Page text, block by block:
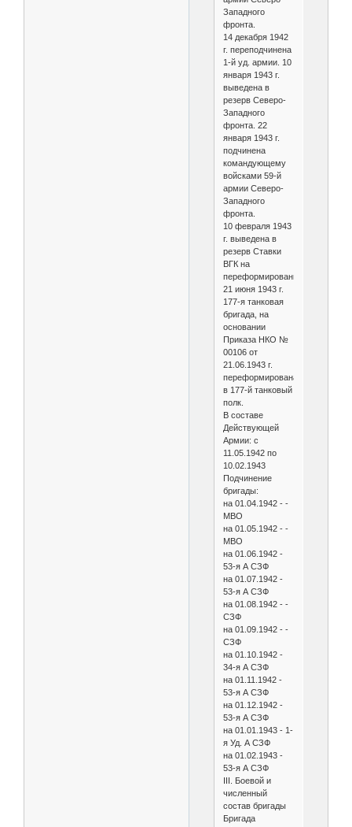
Западного
фронта.
14 декабря 1942
г. переподчинена
1-й уд. армии. 10
января 1943 г.
выведена в
резерв Северо-
Западного
фронта. 22
января 1943 г.
подчинена
командующему
войсками 59-й
армии Северо-
Западного
фронта.
10 февраля 1943
г. выведена в
резерв Ставки
ВГК на
переформирование.
21 июня 1943 г.
177-я танковая
бригада, на
основании
Приказа НКО №
00106 от
21.06.1943 г.
переформирована
в 177-й танковый
полк.
В составе
Действующей
Армии: с
11.05.1942 по
10.02.1943
Подчинение
бригады:
на 01.04.1942 - -
МВО
на 01.05.1942 - -
МВО
на 01.06.1942 -
53-я А СЗФ
на 01.07.1942 -
53-я А СЗФ
на 01.08.1942 - -
СЗФ
на 01.09.1942 - -
СЗФ
на 01.10.1942 -
34-я А СЗФ
на 01.11.1942 -
53-я А СЗФ
на 01.12.1942 -
53-я А СЗФ
на 01.01.1943 - 1-
я Уд. А СЗФ
на 01.02.1943 -
53-я А СЗФ
III. Боевой и
численный
состав бригады
Бригада